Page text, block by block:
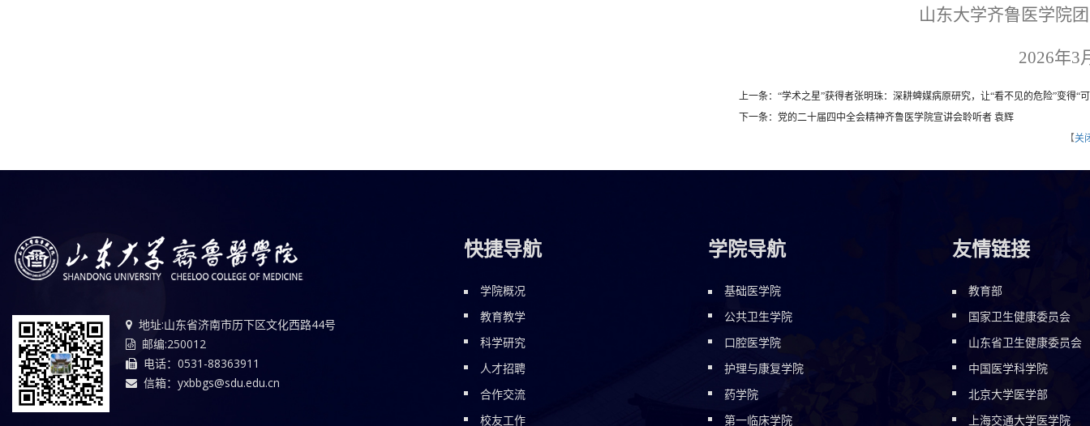
山东大学齐鲁医学院
2026年3
上一条：“学术之星”获得者张明珠：深耕蜱媒病原研究，让“看不见的危险”变得“
下一条：党的二十届四中全会精神齐鲁医学院宣讲会聆听者 袁辉
【关
地址:山东省济南市历下区文化西路44号
邮编:250012
电话：0531-88363911
信箱：yxbbgs@sdu.edu.cn
快捷导航
学院概况
教育教学
科学研究
人才招聘
合作交流
校友工作
学院导航
基础医学院
公共卫生学院
口腔医学院
护理与康复学院
药学院
第一临床学院
友情链接
教育部
国家卫生健康委员会
山东省卫生健康委员会
中国医学科学院
北京大学医学部
上海交通大学医学院